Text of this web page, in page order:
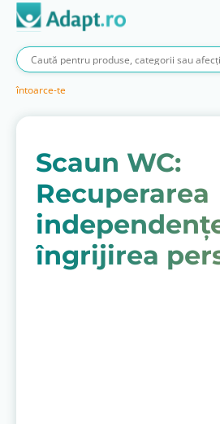
întoarce-te
Scaun WC:
Recuperarea
îngrijirea